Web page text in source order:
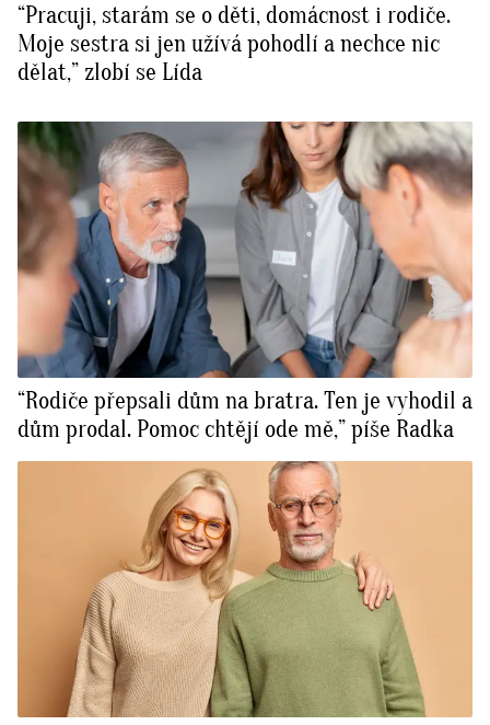
“Pracuji, starám se o děti, domácnost i rodiče.
Moje sestra si jen užívá pohodlí a nechce nic
dělat,” zlobí se Lída
“Rodiče přepsali dům na bratra. Ten je vyhodil a
dům prodal. Pomoc chtějí ode mě,” píše Radka